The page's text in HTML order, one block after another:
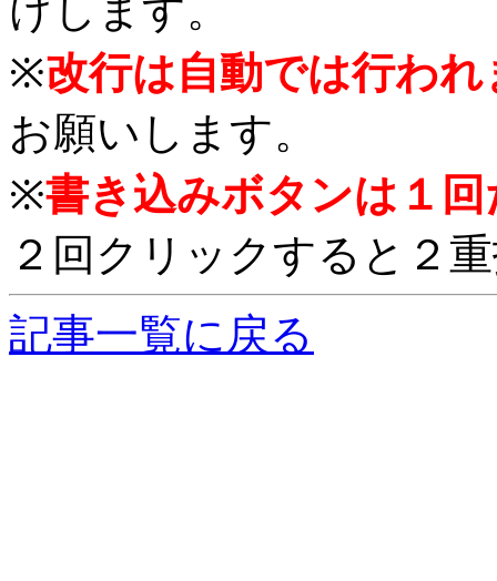
けします。
※改行は自動では行わ
お願いします。
※書き込みボタンは１
２回クリックすると２
記事一覧に戻る